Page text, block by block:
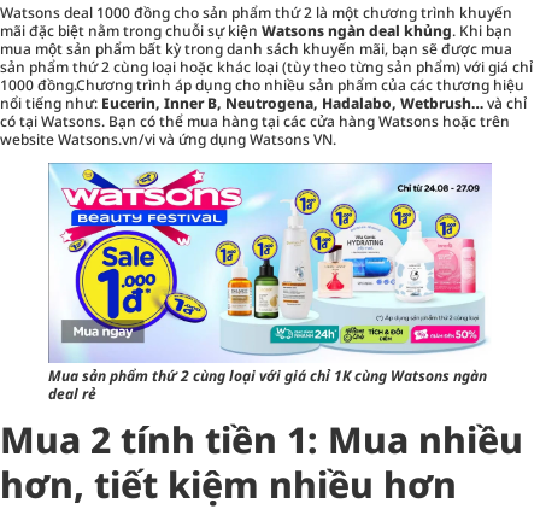
Watsons deal 1000 đồng cho sản phẩm thứ 2 là một chương trình khuyến
mãi đặc biệt nằm trong chuỗi sự kiện Watsons ngàn deal khủng. Khi bạn
mua một sản phẩm bất kỳ trong danh sách khuyến mãi, bạn sẽ được mua
sản phẩm thứ 2 cùng loại hoặc khác loại (tùy theo từng sản phẩm) với giá chỉ
1000 đồng.Chương trình áp dụng cho nhiều sản phẩm của các thương hiệu
nổi tiếng như: Eucerin, Inner B, Neutrogena, Hadalabo, Wetbrush…và chỉ
có tại Watsons. Bạn có thể mua hàng tại các cửa hàng Watsons hoặc trên
website Watsons.vn/vi và ứng dụng Watsons VN.
Mua sản phẩm thứ 2 cùng loại với giá chỉ 1K cùng Watsons ngàn
deal rẻ
Mua 2 tính tiền 1: Mua nhiều
hơn, tiết kiệm nhiều hơn